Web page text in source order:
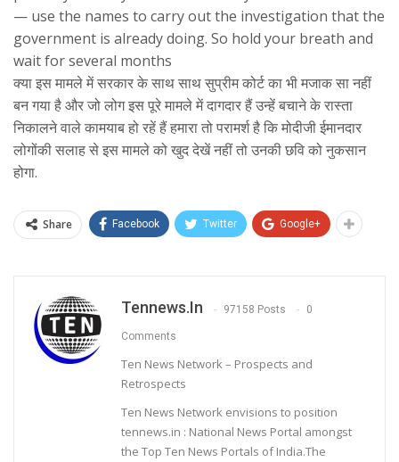
— use the names to carry out the investigation that the
government is already doing. So hold your breath and
wait for several months
क्या इस मामले में सरकार के साथ साथ सुप्रीम कोर्ट का भी मजाक सा नहीं
बन गया है और जो लोग इस पूरे मामले में दागदार हैं उन्हें बचाने के रास्ता
निकालने वाले कामयाब हो रहें हैं हमारा तो परामर्श है कि मोदीजी ईमानदार
लोगोंकी सलाह से इस मामले को खुद देखें नहीं तो उनकी छवि को नुकसान
होगा.
Share Facebook Twitter Google+
Tennews.in 97158 Posts 0
Comments
Ten News Network – Prospects and
Retrospects
Ten News Network envisions to position
tennews.in : National News Portal amongst
the Top Ten News Portals of India.The